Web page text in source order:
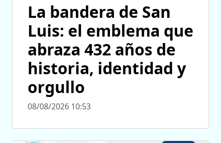
La bandera de San
Luis: el emblema que
abraza 432 años de
historia, identidad y
orgullo
08/08/2026 10:53